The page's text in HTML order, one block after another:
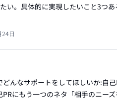
い。具体的に実現したいこと3つ
日
んなサポートをしてほしいか:自
にもう一つのネタ「相手のニー